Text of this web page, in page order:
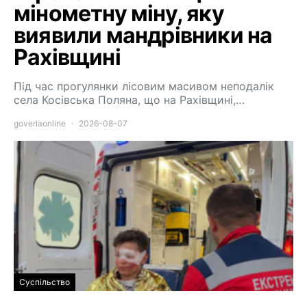
мінометну міну, яку
виявили мандрівники на
Рахівщині
Під час прогулянки лісовим масивом неподалік
села Косівська Поляна, що на Рахівщині,…
goverlaonline 2026-08-07
Суспільство